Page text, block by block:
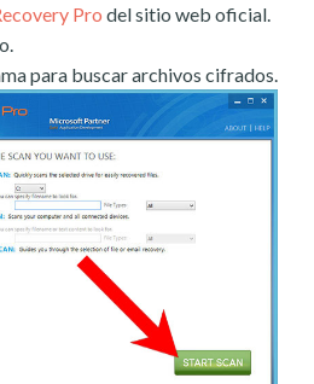
Pro del sitio web oficial.
para buscar archivos cifrados.